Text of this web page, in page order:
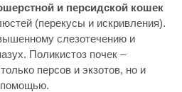
и персидской кошек
(перекусы и искривления).
слезотечению и
Поликистоз почек –
персов и экзотов, но и